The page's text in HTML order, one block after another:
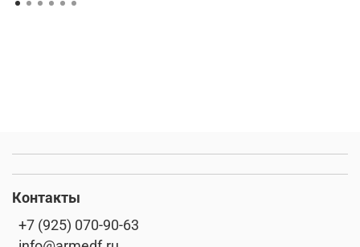
Контакты
+7 (925) 070-90-63